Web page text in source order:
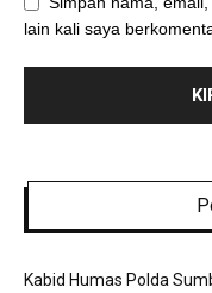
lain kali saya
Kabid Humas Polda